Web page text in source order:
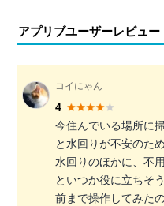
アプリブユーザーレビュー
コイにゃん
4
今住んでいる場所に
と水回りが不安のた
水回りのほかに、不
といつか役に立ちそ
前まで操作してみた